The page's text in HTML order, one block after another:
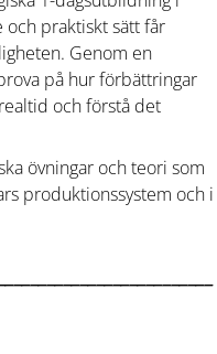
och praktiskt sätt får
Genom en
på hur förbättringar
och förstå det
övningar och teori som
produktionssystem och i